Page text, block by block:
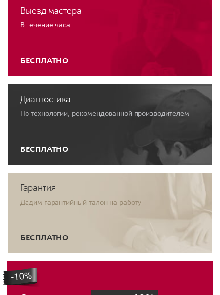
Выезд мастера
В течение часа
БЕСПЛАТНО
Диагностика
По технологии, рекомендованной производителем
БЕСПЛАТНО
Гарантия
Дадим гарантийный талон на работу
БЕСПЛАТНО